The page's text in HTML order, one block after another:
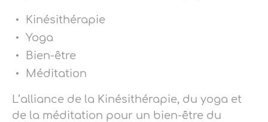
Kinésithérapie
Yoga
Bien-être
Méditation
L’alliance de la Kinésithérapie, du yoga et
de la méditation pour un bien-être du